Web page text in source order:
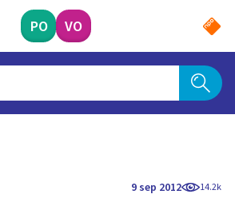
PO VO
9 sep 2012 14.2k